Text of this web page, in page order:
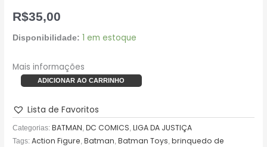
R$35,00
Disponibilidade: 1 em estoque
Mais informações
ADICIONAR AO CARRINHO
Lista de Favoritos
Categorias: BATMAN, DC COMICS, LIGA DA JUSTIÇA
Tags:Action Figure, Batman, Batman Toys, brinquedo de